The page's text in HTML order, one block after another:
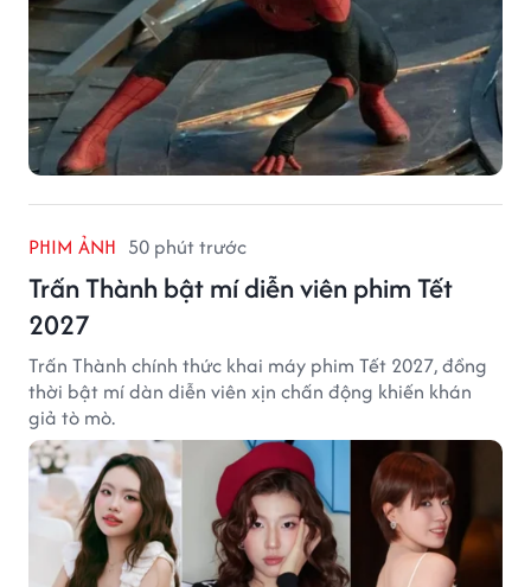
PHIM ẢNH 50 phút trước
Trấn Thành bật mí diễn viên phim Tết
2027
Trấn Thành chính thức khai máy phim Tết 2027, đồng
thời bật mí dàn diễn viên xịn chấn động khiến khán
giả tò mò.